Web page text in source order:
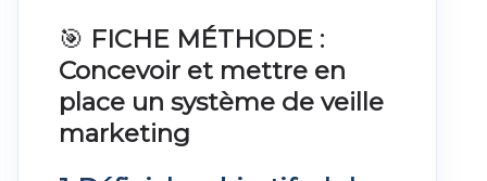
🎯 FICHE MÉTHODE :
Concevoir et mettre en
place un système de veille
marketing